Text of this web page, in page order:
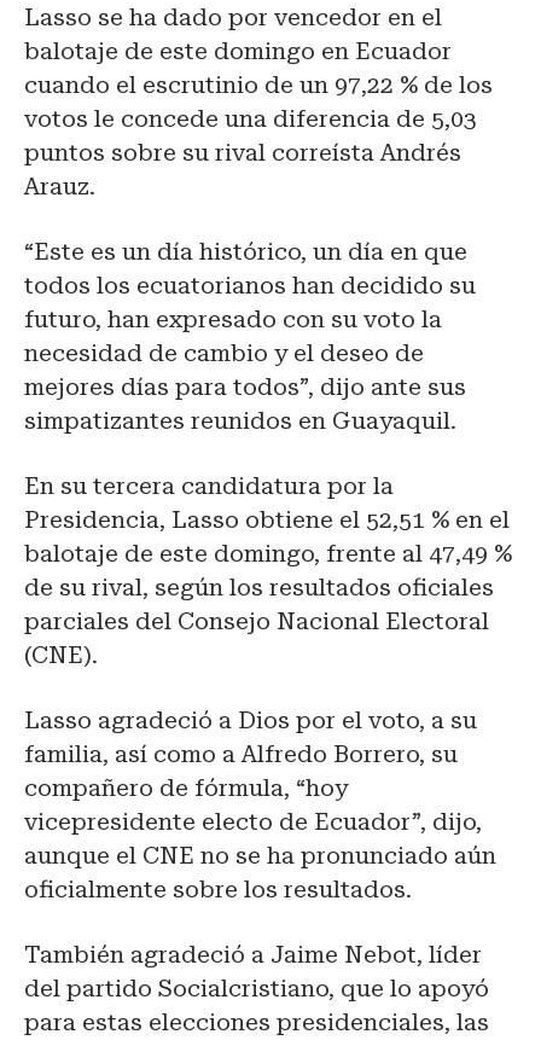
Lasso se ha dado por vencedor en el
balotaje de este domingo en Ecuador
cuando el escrutinio de un 97,22 % de los
votos le concede una diferencia de 5,03
puntos sobre su rival correísta Andrés
Arauz.
“Este es un día histórico, un día en que
todos los ecuatorianos han decidido su
futuro, han expresado con su voto la
necesidad de cambio y el deseo de
mejores días para todos”, dijo ante sus
simpatizantes reunidos en Guayaquil.
En su tercera candidatura por la
Presidencia, Lasso obtiene el 52,51 % en el
balotaje de este domingo, frente al 47,49 %
de su rival, según los resultados oficiales
parciales del Consejo Nacional Electoral
(CNE).
Lasso agradeció a Dios por el voto, a su
familia, así como a Alfredo Borrero, su
compañero de fórmula, “hoy
vicepresidente electo de Ecuador”, dijo,
aunque el CNE no se ha pronunciado aún
oficialmente sobre los resultados.
También agradeció a Jaime Nebot, líder
del partido Socialcristiano, que lo apoyó
para estas elecciones presidenciales, las